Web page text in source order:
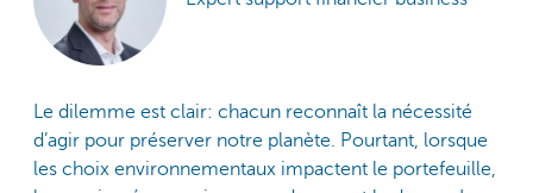
Le dilemme est clair: chacun reconnaît la nécessité
d’agir pour préserver notre planète. Pourtant, lorsque
les choix environnementaux impactent le portefeuille,